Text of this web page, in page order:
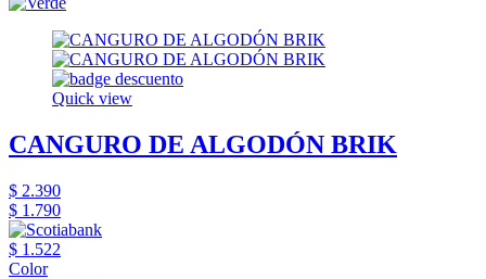
Quick view
CANGURO DE ALGODÓN BRIK
$ 2.390
$ 1.790
$ 1.522
Color